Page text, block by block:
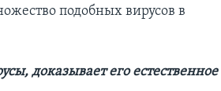
подобных вирусов в
доказывает его естественное